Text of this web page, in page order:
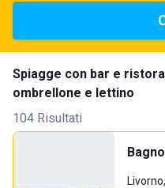
Spiagge con bar e
ombrellone e lettino
104 Risultati